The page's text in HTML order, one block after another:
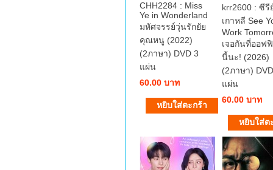
CHH2284 : Miss
Ye in Wonderland
มหัศจรรย์วุ่นรักยัย
คุณหนู (2022)
(2ภาษา) DVD 3
แผ่น
60.00 บาท
krr2600 : ซีรี
เกาหลี See
Work
เจอกันที่ออฟ
นี้นะ! (2026)
(2ภาษา)
แผ่น
60.00 บาท